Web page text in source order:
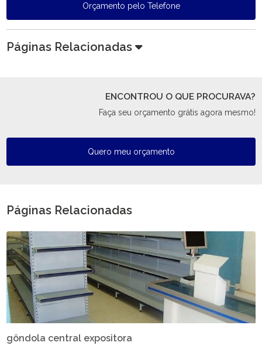
Orçamento pelo Telefone
Páginas Relacionadas
ENCONTROU O QUE PROCURAVA?
Faça seu orçamento grátis agora mesmo!
Quero meu orçamento
Páginas Relacionadas
gôndola central expositora